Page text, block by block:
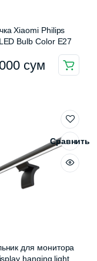
Xiaomi Philips
Bulb Color E27
сум
Сравнить
для монитора
hanging light